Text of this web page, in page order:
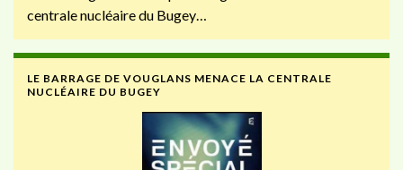
centrale nucléaire du Bugey…
LE BARRAGE DE VOUGLANS MENACE LA CENTRALE
NUCLÉAIRE DU BUGEY